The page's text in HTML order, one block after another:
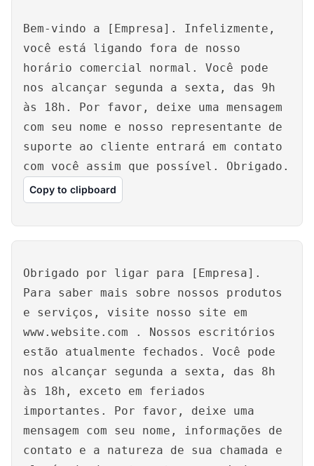
Bem-vindo a [Empresa]. Infelizmente,
você está ligando fora de nosso
horário comercial normal. Você pode
nos alcançar segunda a sexta, das 9h
às 18h. Por favor, deixe uma mensagem
com seu nome e nosso representante de
suporte ao cliente entrará em contato
com você assim que possível. Obrigado.
Copy to clipboard
Obrigado por ligar para [Empresa].
Para saber mais sobre nossos produtos
e serviços, visite nosso site em
www.website.com . Nossos escritórios
estão atualmente fechados. Você pode
nos alcançar segunda a sexta, das 8h
às 18h, exceto em feriados
importantes. Por favor, deixe uma
mensagem com seu nome, informações de
contato e a natureza de sua chamada e